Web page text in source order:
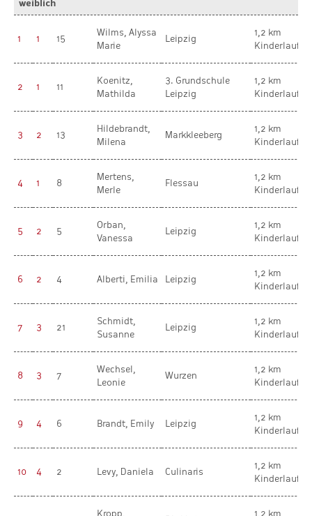
weiblich
1 1 15
Wilms, Alyssa
Marie
Leipzig
1,2 km
Kinderlauf
2 1 11
Koenitz,
Mathilda
3. Grundschule
Leipzig
1,2 km
Kinderlauf
3 2 13
Hildebrandt,
Milena
Markkleeberg
1,2 km
Kinderlauf
4 1 8
Mertens,
Merle
Flessau
1,2 km
Kinderlauf
5 2 5
Orban,
Vanessa
Leipzig
1,2 km
Kinderlauf
6 2 4 Alberti, Emilia Leipzig
1,2 km
Kinderlauf
7 3 21
Schmidt,
Susanne
Leipzig
1,2 km
Kinderlauf
8 3 7
Wechsel,
Leonie
Wurzen
1,2 km
Kinderlauf
9 4 6 Brandt, Emily Leipzig
1,2 km
Kinderlauf
10 4 2 Levy, Daniela Culinaris
1,2 km
Kinderlauf
Kropp,
1,2 km